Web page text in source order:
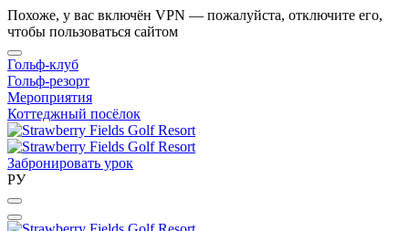
Похоже, у вас включён VPN — пожалуйста, отключите его,
чтобы пользоваться сайтом
Гольф-клуб
Гольф-резорт
Мероприятия
Коттеджный посёлок
Забронировать урок
РУ